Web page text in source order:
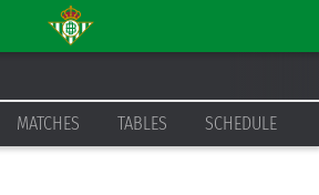
MATCHES TABLES SCHEDULE